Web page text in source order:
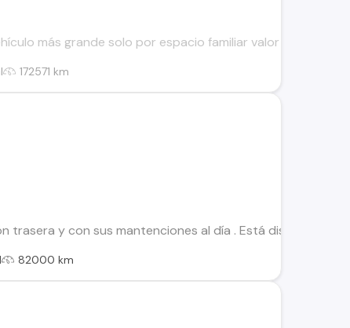
más grande solo por espacio familiar valor venta
172571 km
trasera y con sus mantenciones al día . Está disponible y
82000 km